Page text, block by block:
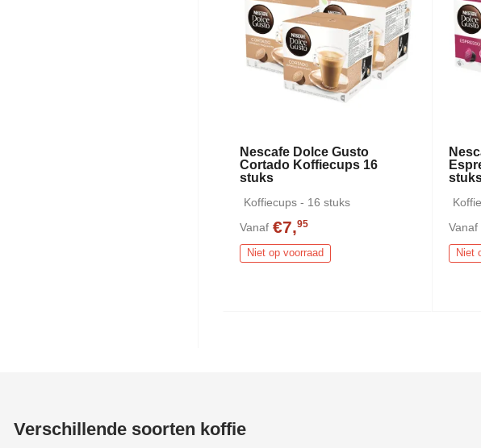
Nescafe Dolce Gusto
Cortado Koffiecups 16
stuks
Koffiecups - 16 stuks
Vanaf €7,95
Niet op voorraad
Vanaf
Niet
Verschillende soorten koffie